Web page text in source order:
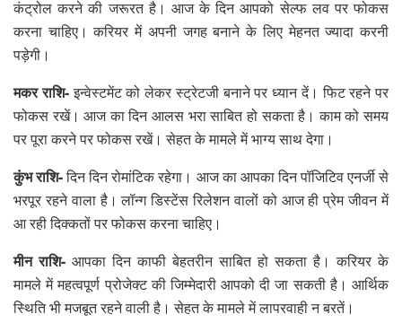
कंट्रोल करने की जरूरत है। आज के दिन आपको सेल्फ लव पर फोकस
करना चाहिए। करियर में अपनी जगह बनाने के लिए मेहनत ज्यादा करनी
पड़ेगी।
मकर राशि-इन्वेस्टमेंट को लेकर स्ट्रेटजी बनाने पर ध्यान दें। फिट रहने पर
फोकस रखें। आज का दिन आलस भरा साबित हो सकता है। काम को समय
पर पूरा करने पर फोकस रखें। सेहत के मामले में भाग्य साथ देगा।
कुंभ राशि-दिन दिन रोमांटिक रहेगा। आज का आपका दिन पॉजिटिव एनर्जी से
भरपूर रहने वाला है। लॉन्ग डिस्टेंस रिलेशन वालों को आज ही प्रेम जीवन में
आ रही दिक्कतों पर फोकस करना चाहिए।
मीन राशि- आपका दिन काफी बेहतरीन साबित हो सकता है। करियर के
मामले में महत्वपूर्ण प्रोजेक्ट की जिम्मेदारी आपको दी जा सकती है। आर्थिक
स्थिति भी मजबूत रहने वाली है। सेहत के मामले में लापरवाही न बरतें।